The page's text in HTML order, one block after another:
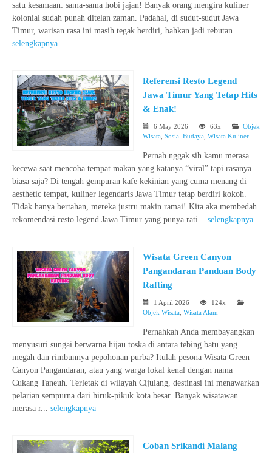
satu kesamaan: sama-sama hobi jajan! Banyak orang mengira kuliner
kolonial sudah punah ditelan zaman. Padahal, di sudut-sudut Jawa
Timur, warisan rasa ini masih tegak berdiri, bahkan jadi rebutan ...
selengkapnya
Referensi Resto Legend
Jawa Timur Yang Tetap Hits
& Enak!
6 May 2026 63x
Objek
Wisata, Sosial Budaya, Wisata Kuliner
Pernah nggak sih kamu merasa
kecewa saat mencoba tempat makan yang katanya “viral” tapi rasanya
biasa saja? Di tengah gempuran kafe kekinian yang cuma menang di
aesthetic tempat, kuliner legendaris Jawa Timur tetap berdiri kokoh.
Tidak hanya bertahan, mereka justru makin ramai! Kita aka membedah
rekomendasi resto legend Jawa Timur yang punya rati... selengkapnya
Wisata Green Canyon
Pangandaran Panduan Body
Rafting
1 April 2026
124x
Objek Wisata, Wisata Alam
Pernahkah Anda membayangkan
menyusuri sungai berwarna hijau toska di antara tebing batu yang
megah dan rimbunnya pepohonan purba? Itulah pesona Wisata Green
Canyon Pangandaran, atau yang warga lokal kenal dengan nama
Cukang Taneuh. Terletak di wilayah Cijulang, destinasi ini menawarkan
pelarian sempurna dari hiruk-pikuk kota besar. Banyak wisatawan
merasa r... selengkapnya
Coban Srikandi Malang